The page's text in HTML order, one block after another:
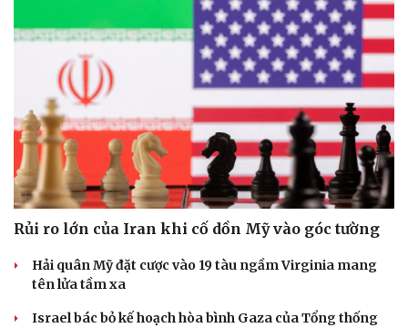
Rủi ro lớn của Iran khi cố dồn Mỹ vào góc tường
Hải quân Mỹ đặt cược vào 19 tàu ngầm Virginia mang
tên lửa tầm xa
Israel bác bỏ kế hoạch hòa bình Gaza của Tổng thống